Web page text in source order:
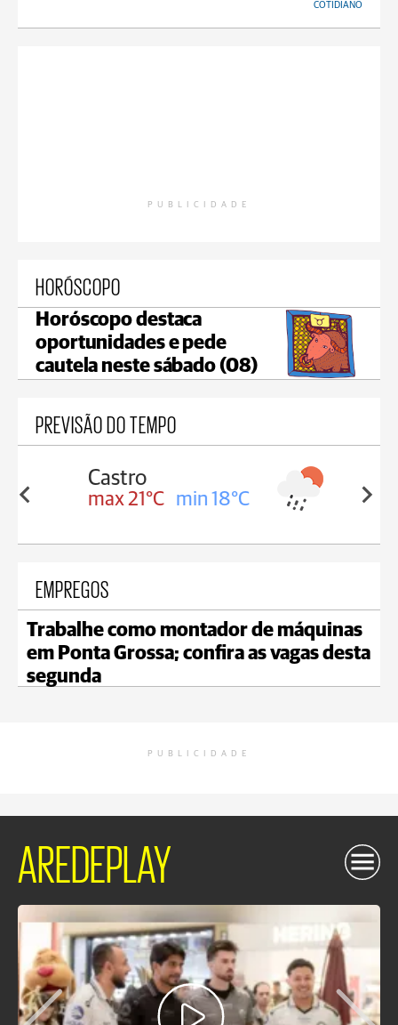
COTIDIANO
PUBLICIDADE
HORÓSCOPO
Horóscopo destaca
oportunidades e pede
cautela neste sábado (08)
PREVISÃO DO TEMPO
18°C max 20°C min 18°C
EMPREGOS
Trabalhe como montador de máquinas
em Ponta Grossa; confira as vagas desta
segunda
PUBLICIDADE
AREDEPLAY